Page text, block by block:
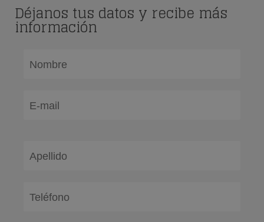
Déjanos tus datos y recibe más
información